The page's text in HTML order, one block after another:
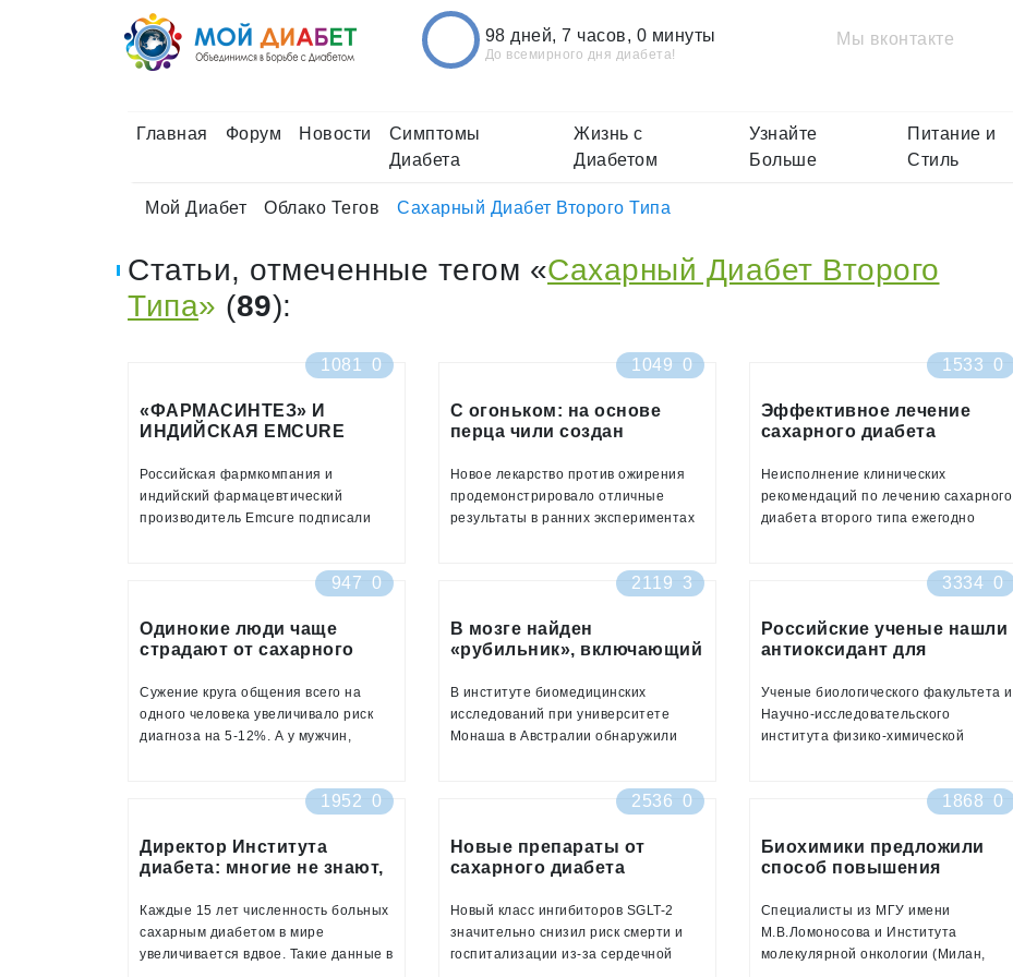
98 дней, 7 часов, 0 минуты
До всемирного дня диабета!
Мы вконтакте
Главная Форум Новости
Симптомы
Диабета
Жизнь с
Диабетом
Узнайте
Больше
Питание и
Стиль
Мой Диабет Облако Тегов Сахарный Диабет Второго Типа
Статьи, отмеченные тегом «Сахарный Диабет Второго
Типа» (89):
1081 0
«ФАРМАСИНТЕЗ» И
ИНДИЙСКАЯ EMCURE
СОТРУДНИЧЕСТВО
Российская фармкомпания и
индийский фармацевтический
производитель Emcure подписали
препаратов «Фармасинтез» и их
том числе речь идет о препарате для
лечения сахарного диабета второго
1049 0
С огоньком: на основе
перца чили создан
Новое лекарство против ожирения
продемонстрировало отличные
результаты в ранних экспериментах
улучшению метаболического
пищей с высоким содержанием
жиров
1533 0
Эффективное лечение
сахарного диабета
десятки миллиардов
рублей в год
Неисполнение клинических
рекомендаций по лечению сахарного
диабета второго типа ежегодно
данные, как пишет «КоммерсантЪ»,
экономики в работе, посвященной
экономическому эффекту программ
947 0
Одинокие люди чаще
страдают от сахарного
Сужение круга общения всего на
одного человека увеличивало риск
диагноза на 5-12%. А у мужчин,
2119 3
В мозге найден
«рубильник», включающий
В институте биомедицинских
исследований при университете
Монаша в Австралии обнаружили
расход энергии. Результаты
журнале Cell Metabolism, помогут
найти новый способ лечения
3334 0
Российские ученые нашли
антиоксидант для
диабете
Ученые биологического факультета и
Научно-исследовательского
института физико-химической
выяснили благотворное влияние
ран, характерных для сахарного
диабета второго типа
1952 0
Директор Института
диабета: многие не знают,
Каждые 15 лет численность больных
сахарным диабетом в мире
увеличивается вдвое. Такие данные в
2536 0
Новые препараты от
сахарного диабета
смертность почти в два
раза
Новый класс ингибиторов SGLT-2
значительно снизил риск смерти и
госпитализации из-за сердечной
1868 0
Биохимики предложили
способ повышения
инсулину
Специалисты из МГУ имени
М.В.Ломоносова и Института
молекулярной онкологии (Милан,